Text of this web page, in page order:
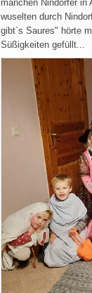
manchen Nindorfer in
wuselten durch
gibt`s Saures" hörte
Süßigkeiten gefüllt...